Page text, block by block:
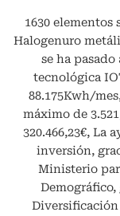
1630
Halogenuro
se ha
tecnológica
88.175Kwh/
máximo de
320.466,23€, La
inversión,
Ministerio
Diversificación